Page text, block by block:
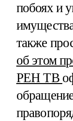
побоях и
также
об этом
РЕН ТВ